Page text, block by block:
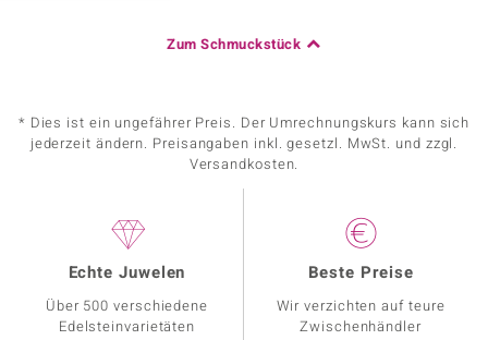
Zum Schmuckstück
* Dies ist ein ungefährer Preis. Der Umrechnungskurs kann sich
jederzeit ändern. Preisangaben inkl. gesetzl. MwSt. und zzgl.
Versandkosten.
Echte Juwelen
Über 500 verschiedene
Edelsteinvarietäten
Beste Preise
Wir verzichten auf teure
Zwischenhändler